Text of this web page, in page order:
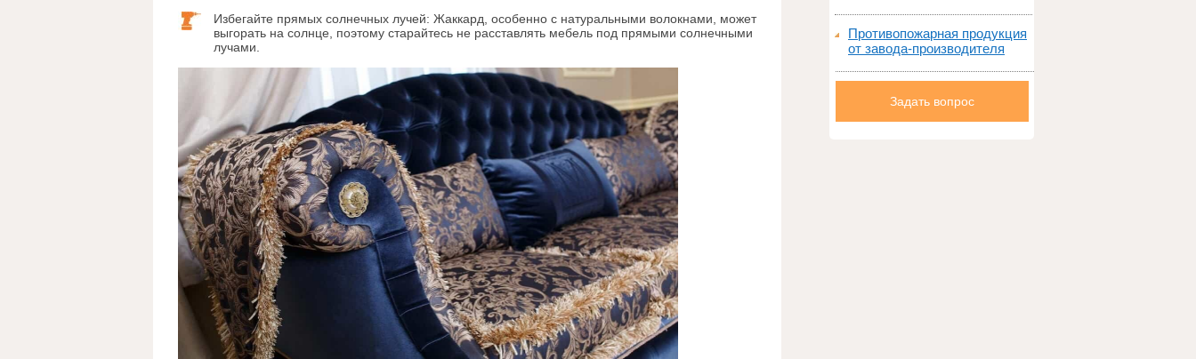
Избегайте прямых солнечных лучей: Жаккард, особенно с натуральными волокнами, может
выгорать на солнце, поэтому старайтесь не расставлять мебель под прямыми солнечными
лучами.
Противопожарная продукция
от завода-производителя
Задать вопрос